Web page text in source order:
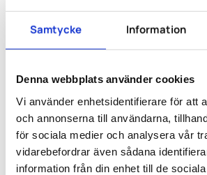
Samtycke Information
Denna webbplats använder cookies
Vi använder enhetsidentifierare för att
och annonserna till användarna,
för sociala medier och analysera vår
vidarebefordrar även sådana
information från din enhet till de